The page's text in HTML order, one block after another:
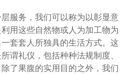
服务，我们可以称为以彰显意
用这些自然物或人为加工物为
套套人所独具的生活方式。这
谓礼仪，包括种种法规制度、
了果腹的实用目的之外，我们